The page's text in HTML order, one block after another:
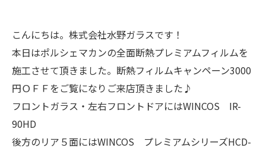
こんにちは。株式会社水野ガラスです！
本日はポルシェマカンの全面断熱プレミアムフィルムを
施工させて頂きました。断熱フィルムキャンペーン3000
円ＯＦＦをご覧になりご来店頂きました♪
フロントガラス・左右フロントドアにはWINCOS IR-
90HD
後方のリア５面にはWINCOS プレミアムシリーズHCD-